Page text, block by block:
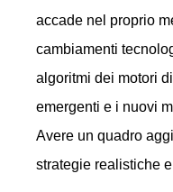
accade nel proprio
cambiamenti
algoritmi dei motori
emergenti e i nuovi
Avere un quadro
strategie realistiche